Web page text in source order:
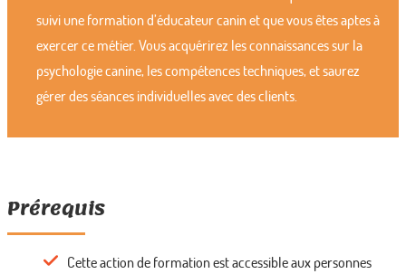
suivi une formation d’éducateur canin et que vous êtes aptes à
exercer ce métier. Vous acquérirez les connaissances sur la
psychologie canine, les compétences techniques, et saurez
gérer des séances individuelles avec des clients.
Prérequis
Cette action de formation est accessible aux personnes